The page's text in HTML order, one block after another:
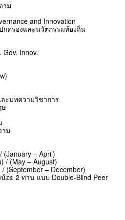
าม
and Innovation
กครองและนวัตกรรมท้องถิ่น
Gov. Innov.
ะบทความวิชาการ
ษ
าม
– April)
/ (May – August)
– December)
อย 2 ท่าน แบบ Double-Blind Peer